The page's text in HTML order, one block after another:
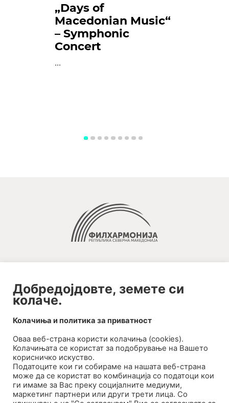
„Days of
Macedonian Music“
– Symphonic
Concert
...
Filharmonija
Добредојдовте, земете си
колаче.
Колачиња и политика за приватност
Оваа веб-странa користи колачиња (cookies).
Колачињата се користат за подобрување на Вашето
корисничко искуство.
Податоците кои ги собираме на нашата веб-страна
може да се користат во комбинација со податоци кои
ги имаме за Вас преку социјалните медиуми,
маркетинг партнери или други трети лица. Со